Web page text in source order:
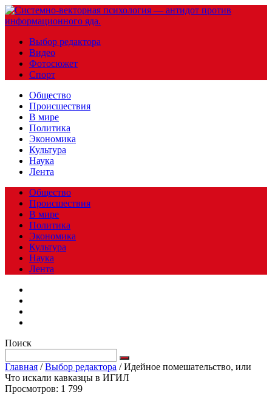
Выбор редактора
Видео
Фотосюжет
Спорт
Общество
Происшествия
В мире
Политика
Экономика
Культура
Наука
Лента
Общество
Происшествия
В мире
Политика
Экономика
Культура
Наука
Лента
Поиск
Главная /Выбор редактора /Идейное помешательство, или
Что искали кавказцы в ИГИЛ
Просмотров: 1 799